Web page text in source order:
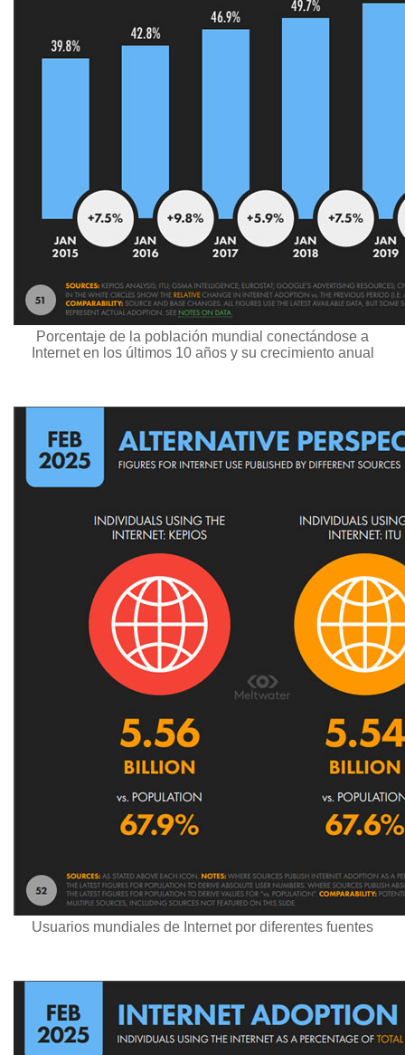
Porcentaje de la población mundial conectándose a
Internet en los últimos 10 años y su crecimiento anual
Usuarios mundiales de Internet por diferentes fuentes